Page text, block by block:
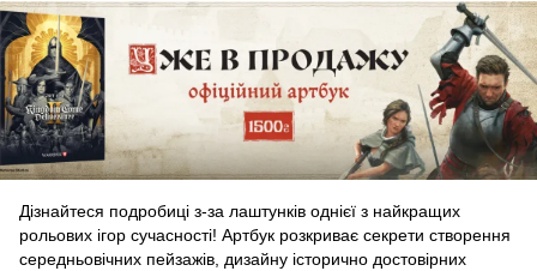
Дізнайтеся подробиці з-за лаштунків однієї з найкращих
рольових ігор сучасності! Артбук розкриває секрети створення
середньовічних пейзажів, дизайну історично достовірних